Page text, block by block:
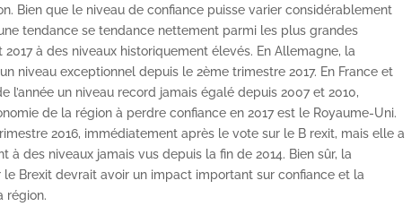
Bien que le niveau de confiance puisse varier considérablement
tendance se tendance nettement parmi les plus grandes
à des niveaux historiquement élevés. En Allemagne, la
niveau exceptionnel depuis le 2ème trimestre 2017. En France et
l’année un niveau record jamais égalé depuis 2007 et 2010,
de la région à perdre confiance en 2017 est le Royaume-Uni.
2016, immédiatement après le vote sur le B rexit, mais elle a
à des niveaux jamais vus depuis la fin de 2014. Bien sûr, la
Brexit devrait avoir un impact important sur confiance et la
région.